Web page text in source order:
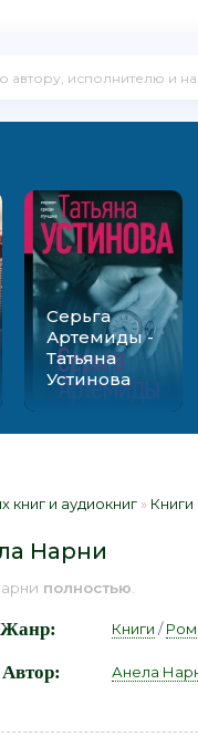
Серьга
Артемиды -
Татьяна
Устинова
книг и аудиокниг » Книги
Нарни
полностью
Жанр: Книги /
Автор: Анела